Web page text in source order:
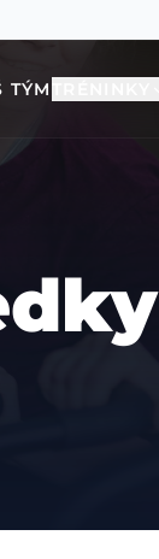
TÝM